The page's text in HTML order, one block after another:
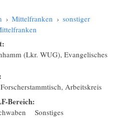
› Mittelfranken › sonstiger
(Lkr. WUG), Evangelisches
Forscherstammtisch, Arbeitskreis
Bereich:
Sonstiges